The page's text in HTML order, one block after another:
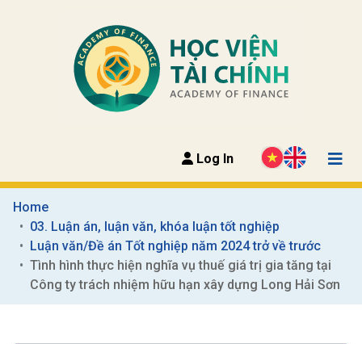
Log In
Home
03. Luận án, luận văn, khóa luận tốt nghiệp
Luận văn/Đề án Tốt nghiệp năm 2024 trở về trước
Tình hình thực hiện nghĩa vụ thuế giá trị gia tăng tại
Công ty trách nhiệm hữu hạn xây dựng Long Hải Sơn